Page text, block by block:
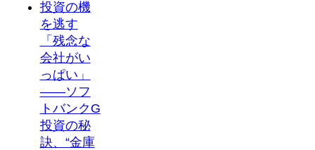
投資の機
を逃す
「残念な
会社がい
っぱい」
――ソフ
トバンクG
投資の秘
訣、“金庫